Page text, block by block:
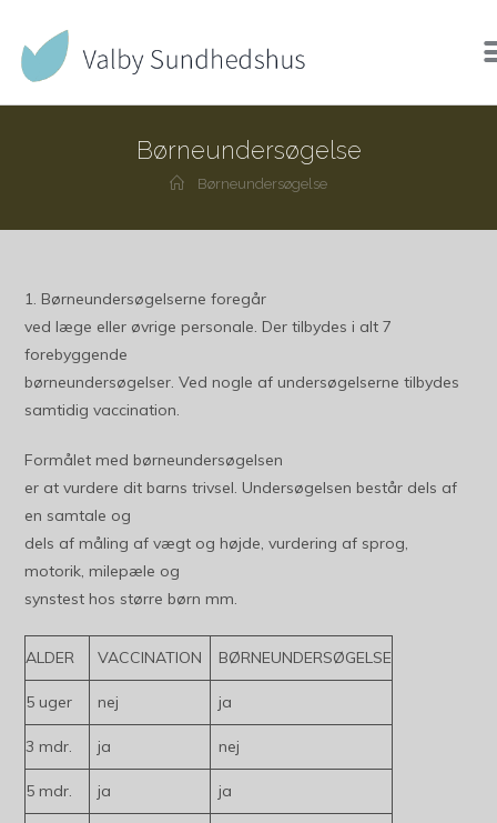
Børneundersøgelse
Børneundersøgelse
1. Børneundersøgelserne foregår
ved læge eller øvrige personale. Der tilbydes i alt 7
forebyggende
børneundersøgelser. Ved nogle af undersøgelserne tilbydes
samtidig vaccination.
Formålet med børneundersøgelsen
er at vurdere dit barns trivsel. Undersøgelsen består dels af
en samtale og
dels af måling af vægt og højde, vurdering af sprog,
motorik, milepæle og
synstest hos større børn mm.
ALDER VACCINATION BØRNEUNDERSØGELSE
5 uger nej ja
3 mdr. ja nej
5 mdr. ja ja